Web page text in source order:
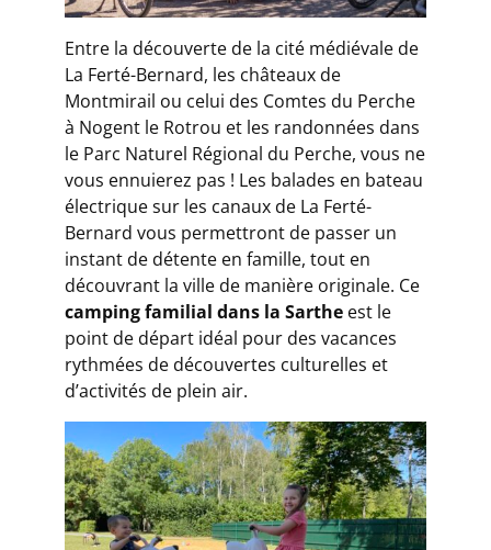
Entre la découverte de la cité médiévale de
La Ferté-Bernard, les châteaux de
Montmirail ou celui des Comtes du Perche
à Nogent le Rotrou et les randonnées dans
le Parc Naturel Régional du Perche, vous ne
vous ennuierez pas ! Les balades en bateau
électrique sur les canaux de La Ferté-
Bernard vous permettront de passer un
instant de détente en famille, tout en
découvrant la ville de manière originale. Ce
camping familial dans la Sarthe est le
point de départ idéal pour des vacances
rythmées de découvertes culturelles et
d’activités de plein air.